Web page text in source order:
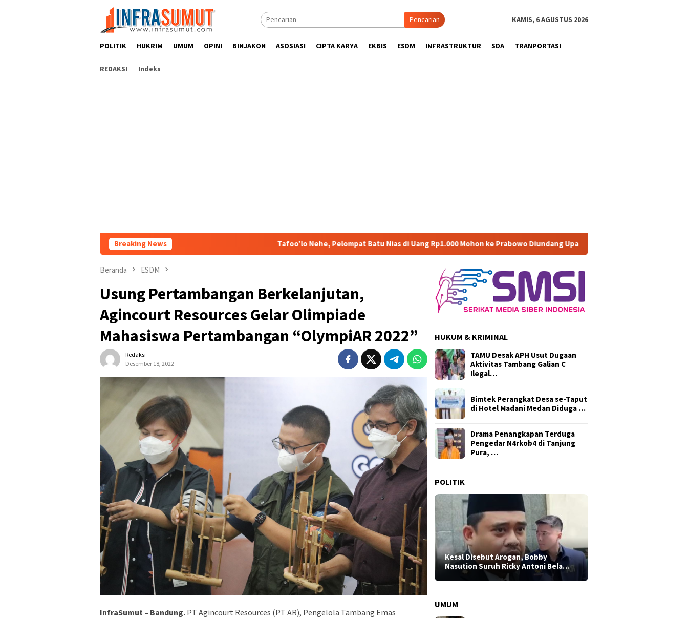
Pencarian KAMIS, 6 AGUSTUS 2026
POLITIK HUKRIM UMUM OPINI BINJAKON ASOSIASI CIPTA KARYA EKBIS ESDM INFRASTRUKTUR SDA TRANPORTASI
REDAKSI Indeks
Breaking News Tafoo’lo Nehe, Pelompat Batu Nias di Uang Rp1.000 Mohon ke Prabowo Diundang Upacara HUT ke-81 RI di Istana
Beranda ESDM
Usung Pertambangan Berkelanjutan,
Agincourt Resources Gelar Olimpiade
Mahasiswa Pertambangan “OlympiAR 2022”
Redaksi
Desember 18, 2022
InfraSumut – Bandung. PT Agincourt Resources (PT AR), Pengelola Tambang Emas
HUKUM & KRIMINAL
TAMU Desak APH Usut Dugaan
Aktivitas Tambang Galian C
Ilegal…
Bimtek Perangkat Desa se-Taput
di Hotel Madani Medan Diduga …
Drama Penangkapan Terduga
Pengedar N4rkob4 di Tanjung
Pura, …
POLITIK
Kesal Disebut Arogan, Bobby
Nasution Suruh Ricky Antoni Bela…
UMUM